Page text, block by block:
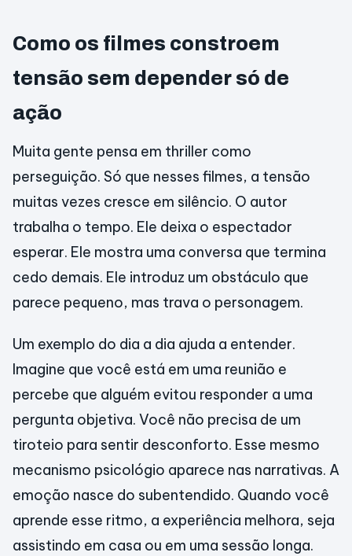
Como os filmes constroem
tensão sem depender só de
ação
Muita gente pensa em thriller como
perseguição. Só que nesses filmes, a tensão
muitas vezes cresce em silêncio. O autor
trabalha o tempo. Ele deixa o espectador
esperar. Ele mostra uma conversa que termina
cedo demais. Ele introduz um obstáculo que
parece pequeno, mas trava o personagem.
Um exemplo do dia a dia ajuda a entender.
Imagine que você está em uma reunião e
percebe que alguém evitou responder a uma
pergunta objetiva. Você não precisa de um
tiroteio para sentir desconforto. Esse mesmo
mecanismo psicológio aparece nas narrativas. A
emoção nasce do subentendido. Quando você
aprende esse ritmo, a experiência melhora, seja
assistindo em casa ou em uma sessão longa.